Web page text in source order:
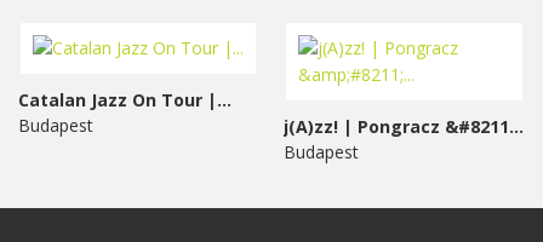
Catalan Jazz On Tour |...
Budapest
j(A)zz! | Pongracz &#8211;...
Budapest